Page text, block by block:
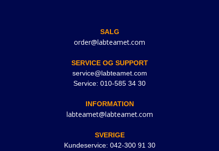
SALG
order@labteamet.com
SERVICE OG SUPPORT
service@labteamet.com
Service: 010-585 34 30
INFORMATION
labteamet@labteamet.com
SVERIGE
Kundeservice: 042-300 91 30